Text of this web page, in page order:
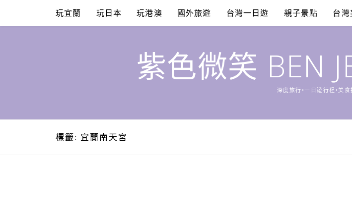
content
玩宜蘭 玩日本 玩港澳 國外旅遊 台灣一日遊 親子景點 台灣
紫色微笑 BEN
深度旅行•一日遊行程•美
標籤: 宜蘭南天宮